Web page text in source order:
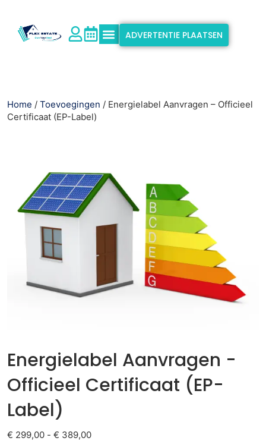
ADVERTENTIE PLAATSEN
Home / Toevoegingen / Energielabel Aanvragen – Officieel
Certificaat (EP-Label)
Energielabel Aanvragen -
Officieel Certificaat (EP-
Label)
€ 299,00 - € 389,00